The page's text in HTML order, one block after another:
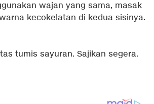
wajan yang sama, masak
kecokelatan di kedua sisinya.
tumis sayuran. Sajikan segera.